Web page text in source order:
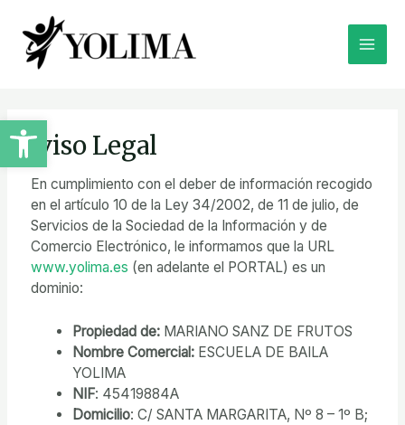
Abrir barra de herramientas
contenido
Main
Aviso Legal
En cumplimiento con el deber de información recogido
en el artículo 10 de la Ley 34/2002, de 11 de julio, de
Servicios de la Sociedad de la Información y de
Comercio Electrónico, le informamos que la URL
www.yolima.es (en adelante el PORTAL) es un
dominio:
Propiedad de: MARIANO SANZ DE FRUTOS
Nombre Comercial: ESCUELA DE BAILA
YOLIMA
NIF: 45419884A
Domicilio: C/ SANTA MARGARITA, Nº 8 – 1º B;